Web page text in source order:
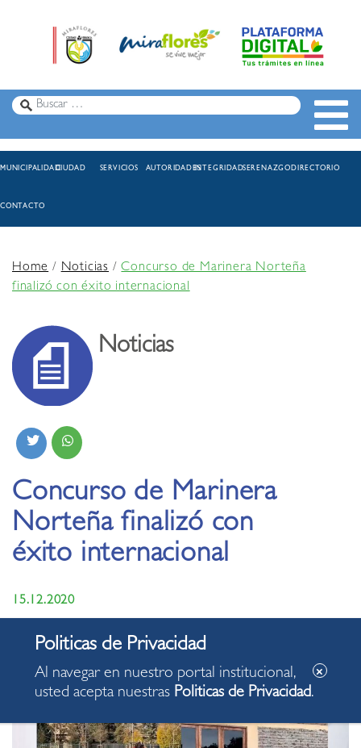
MUNICIPALIDADCIUDAD SERVICIOS AUTORIDADESINTEGRIDADSERENAZGODIRECTORIO
CONTACTO
Home/Noticias /Concurso de Marinera Norteña
finalizó con éxito internacional
Noticias
Concurso de Marinera
Norteña finalizó con
éxito internacional
15.12.2020
Municipalidad de Miraflores auspició concurso que
Al navegar en nuestro portal institucional,
usted acepta nuestras Politicas de Privacidad.